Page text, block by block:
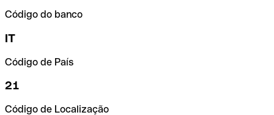
Código do banco
IT
Código de País
21
Código de Localização